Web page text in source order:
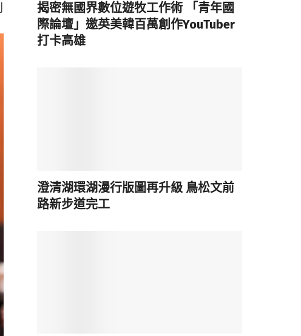
揭密無國界數位遊牧工作術 「青年國
際論壇」邀英美韓百萬創作YouTuber
打卡高雄
澄清湖環湖漫行版圖再升級 鳥松文前
路新步道完工